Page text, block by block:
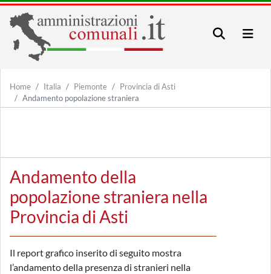
Home Italia Piemonte
Provincia di Asti
Andamento popolazione straniera
Andamento della
popolazione straniera nella
Provincia di Asti
Il report grafico inserito di seguito mostra
l’andamento della presenza di stranieri nella